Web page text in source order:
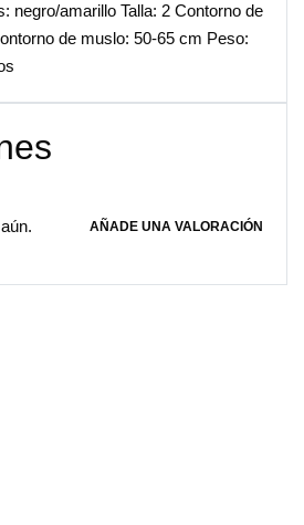
negro/amarillo Talla: 2 Contorno de
de muslo: 50-65 cm Peso:
AÑADE UNA VALORACIÓN